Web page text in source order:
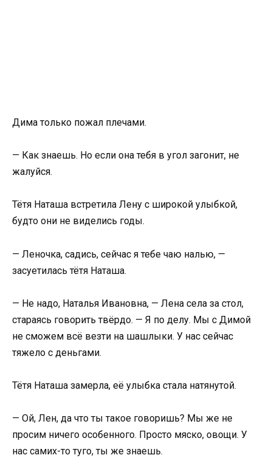
Дима только пожал плечами.
— Как знаешь. Но если она тебя в угол загонит, не
жалуйся.
Тётя Наташа встретила Лену с широкой улыбкой,
будто они не виделись годы.
— Леночка, садись, сейчас я тебе чаю налью, —
засуетилась тётя Наташа.
— Не надо, Наталья Ивановна, — Лена села за стол,
стараясь говорить твёрдо. — Я по делу. Мы с Димой
не сможем всё везти на шашлыки. У нас сейчас
тяжело с деньгами.
Тётя Наташа замерла, её улыбка стала натянутой.
— Ой, Лен, да что ты такое говоришь? Мы же не
просим ничего особенного. Просто мяско, овощи. У
нас самих-то туго, ты же знаешь.